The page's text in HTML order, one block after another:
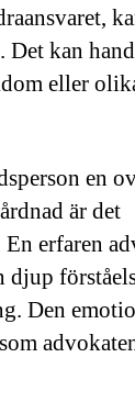
Det kan
eller
en
är det
erfaren
djup
Den